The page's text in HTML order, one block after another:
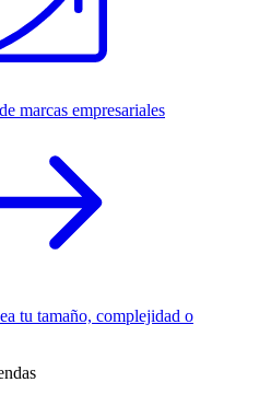
marcas empresariales
tu tamaño, complejidad o